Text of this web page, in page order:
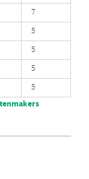
7
5
5
5
5